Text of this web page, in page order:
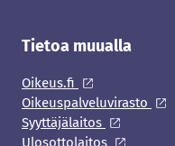
Tietoa muualla
Oikeus.fi
Oikeuspalveluvirasto
Syyttäjälaitos
Ulosottolaitos